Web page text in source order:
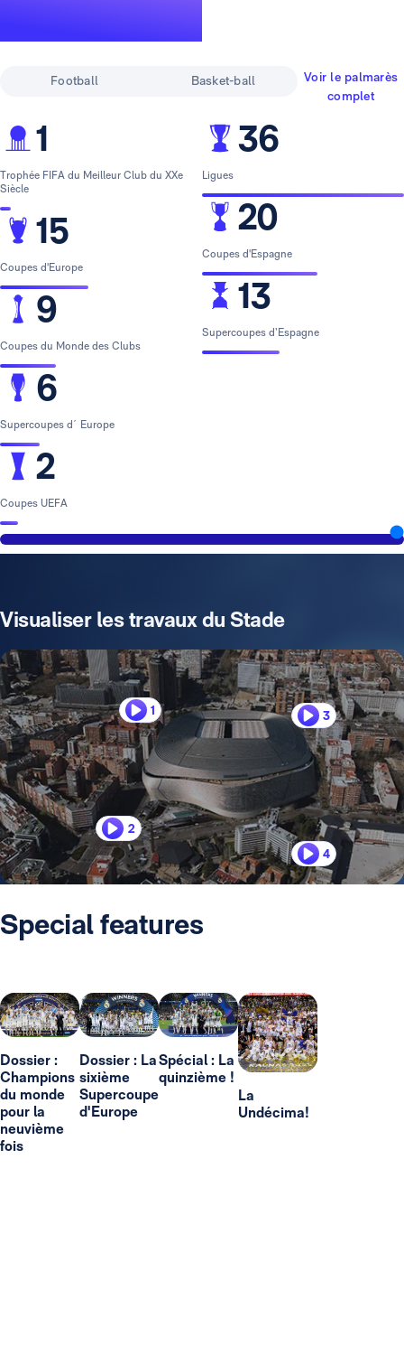
Football Basket-ball
Voir le palmarès
complet
1
Trophée FIFA du Meilleur Club du XXe
Siècle
15
Coupes d'Europe
9
Coupes du Monde des Clubs
6
Supercoupes d´ Europe
2
Coupes UEFA
36
Ligues
20
Coupes d'Espagne
13
Supercoupes d’Espagne
Visualiser les travaux du Stade
1
2
3
4
Special features
Dossier :
Champions
du monde
pour la
neuvième
fois
Dossier : La
sixième
Supercoupe
d'Europe
Spécial : La
quinzième !
La
Undécima!